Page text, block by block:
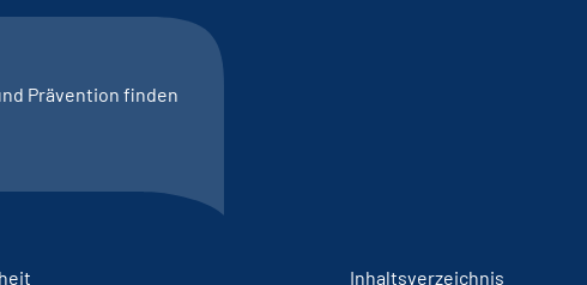
Prävention finden
Inhaltsverzeichnis